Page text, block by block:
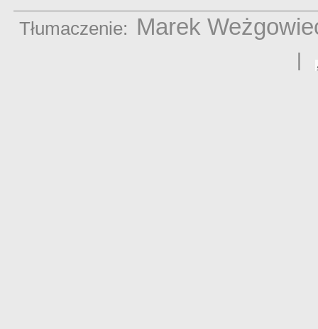
Tłumaczenie: Marek
|